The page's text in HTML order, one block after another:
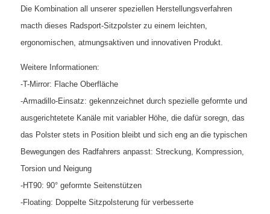
Die Kombination all unserer speziellen Herstellungsverfahren
macth dieses Radsport-Sitzpolster zu einem leichten,
ergonomischen, atmungsaktiven und innovativen Produkt.
Weitere Informationen:
-T-Mirror: Flache Oberfläche
-Armadillo-Einsatz: gekennzeichnet durch spezielle geformte und
ausgerichtetete Kanäle mit variabler Höhe, die dafür soregn, das
das Polster stets in Position bleibt und sich eng an die typischen
Bewegungen des Radfahrers anpasst: Streckung, Kompression,
Torsion und Neigung
-HT90: 90° geformte Seitenstützen
-Floating: Doppelte Sitzpolsterung für verbesserte